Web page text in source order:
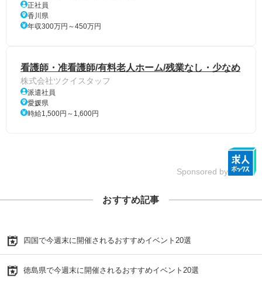
正社員
香川県
年収300万円～450万円
看護師・准看護師/有料老人ホーム/残業なし・少なめ
株式会社ツクイスタッフ
派遣社員
愛媛県
時給1,500円～1,600円
Sponsored by
おすすめ記事
四国で今週末に開催されるおすすめイベント20選
徳島県で今週末に開催されるおすすめイベント20選